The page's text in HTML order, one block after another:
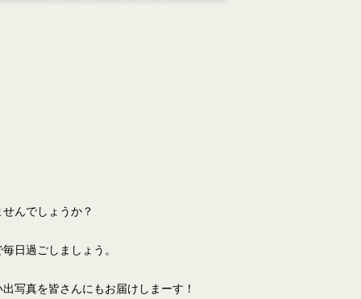
んでしょうか？
日過ごしましょう。
写真を皆さんにもお届けしまーす！